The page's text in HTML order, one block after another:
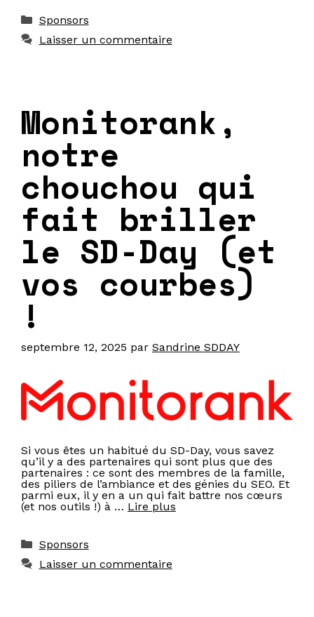
Catégories
Sponsors
Laisser un commentaire
Monitorank,
notre
chouchou qui
fait briller
le SD-Day (et
vos courbes)
!
septembre 12, 2025 par Sandrine SDDAY
Si vous êtes un habitué du SD-Day, vous savez
qu’il y a des partenaires qui sont plus que des
partenaires : ce sont des membres de la famille,
des piliers de l’ambiance et des génies du SEO. Et
parmi eux, il y en a un qui fait battre nos cœurs
(et nos outils !) à … Lire plus
Catégories
Sponsors
Laisser un commentaire